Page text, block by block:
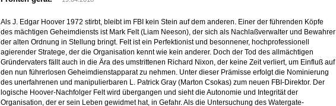
Als J. Edgar Hoover 1972 stirbt, bleibt im FBI kein Stein auf dem anderen. Einer der führenden Köpfe
des mächtigen Geheimdiensts ist Mark Felt (Liam Neeson), der sich als Nachlaßverwalter und Bewahrer
der alten Ordnung in Stellung bringt. Felt ist ein Perfektionist und besonnener, hochprofessionell
agierender Stratege, der die Organisation kennt wie kein anderer. Doch der Tod des allmächtigen
Gründervaters fällt auch in die Ära des umstrittenen Richard Nixon, der keine Zeit verliert, um Einfluß auf
den nun führerlosen Geheimdienstapparat zu nehmen. Unter dieser Prämisse erfolgt die Nominierung
des unerfahrenen und manipulierbaren L. Patrick Gray (Marton Csokas) zum neuen FBI-Direktor. Der
logische Hoover-Nachfolger Felt wird übergangen und sieht die Autonomie und Integrität der
Organisation, der er sein Leben gewidmet hat, in Gefahr. Als die Untersuchung des Watergate-